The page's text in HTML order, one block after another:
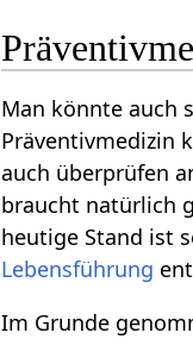
Man könnte auch
Präventivmedizin
auch überprüfen
braucht natürlich
heutige Stand ist
Lebensführung
Im Grunde